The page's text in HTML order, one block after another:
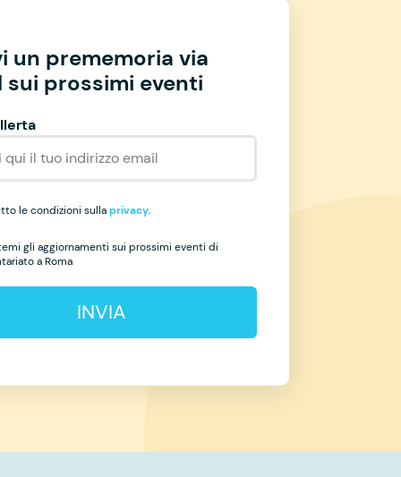
un prememoria via
sui prossimi eventi
le condizioni sullaprivacy.
gli aggiornamenti sui prossimi eventi di
a Roma
INVIA